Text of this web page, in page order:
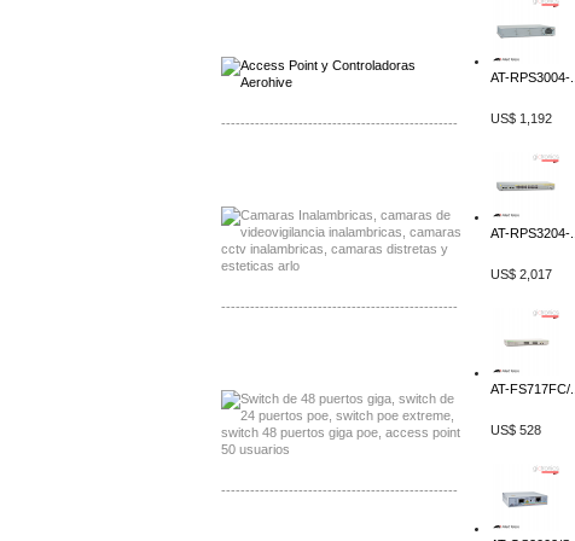
-------------------------------------------------
-------------------------------------------------
-------------------------------------------------
AT-RPS3004-...
US$ 1,192
AT-RPS3204-...
US$ 2,017
AT-FS717FC/...
US$ 528